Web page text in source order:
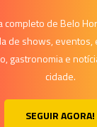
completo de Belo
de shows, eventos,
gastronomia e
cidade.
SEGUIR AGORA!